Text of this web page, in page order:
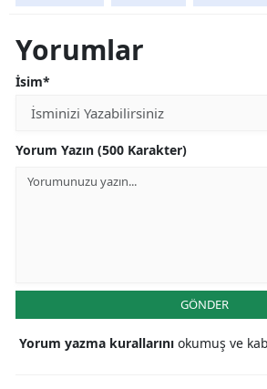
Yorumlar
İsim*
Yorum Yazın (500 Karakter)
GÖNDER
Yorum yazma kurallarını okumuş ve